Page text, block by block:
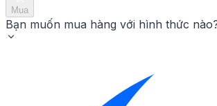
Mua
Bạn muốn mua hàng với hình thức